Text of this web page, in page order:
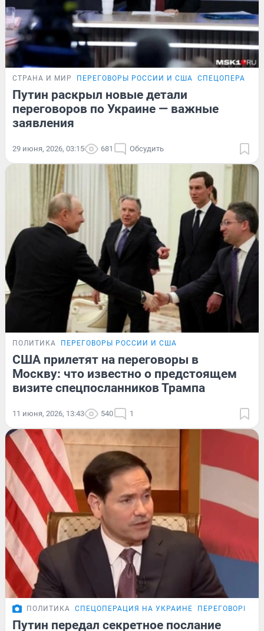
СТРАНА И МИР ПЕРЕГОВОРЫ РОССИИ И США
Путин раскрыл новые детали
переговоров по Украине — важные
заявления
29 июня, 2026, 03:15 681 Обсудить
ПОЛИТИКА ПЕРЕГОВОРЫ РОССИИ И США
США прилетят на переговоры в
Москву: что известно о предстоящем
визите спецпосланников Трампа
11 июня, 2026, 13:43 540 1
ПОЛИТИКА СПЕЦОПЕРАЦИЯ НА УКРАИНЕ ПЕРЕГОВОРЫ
Путин передал секретное послание